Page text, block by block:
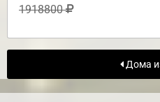
1918800
Дома